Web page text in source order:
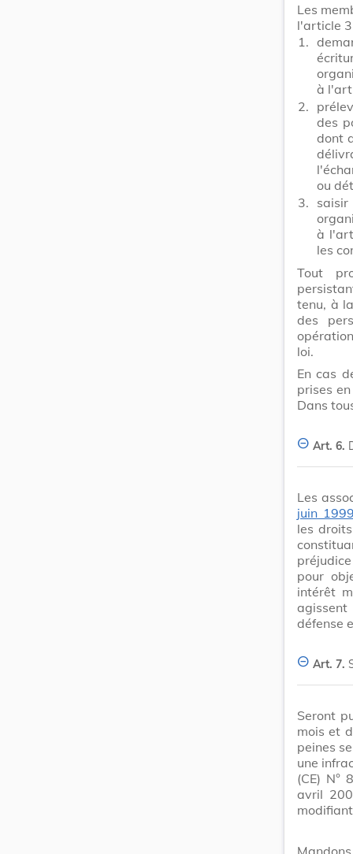
Les
l'article
1.
à
2.
des
dont
ou
3.
à
les
Tout
tenu, à
des
loi.
En cas
prises
Dans
Art. 6.
Les
juin
les
pour
intérêt
défense
Art. 7.
Seront
mois et
peines
une
(CE) N°
avril